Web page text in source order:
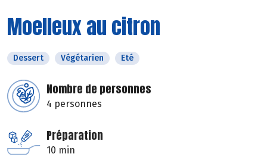
Moelleux au citron
Dessert Végétarien Eté
Nombre de personnes
4 personnes
Préparation
10 min